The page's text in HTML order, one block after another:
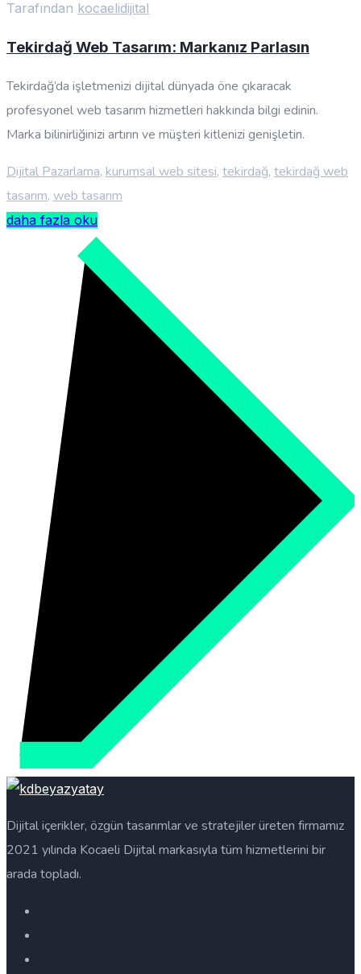
Tarafından kocaelidijital
Tekirdağ Web Tasarım: Markanız Parlasın
Tekirdağ’da işletmenizi dijital dünyada öne çıkaracak
profesyonel web tasarım hizmetleri hakkında bilgi edinin.
Marka bilinirliğinizi artırın ve müşteri kitlenizi genişletin.
Dijital Pazarlama, kurumsal web sitesi, tekirdağ, tekirdağ web
tasarım, web tasarım
daha fazla oku
Dijital içerikler, özgün tasarımlar ve stratejiler üreten firmamız
2021 yılında Kocaeli Dijital markasıyla tüm hizmetlerini bir
arada topladı.